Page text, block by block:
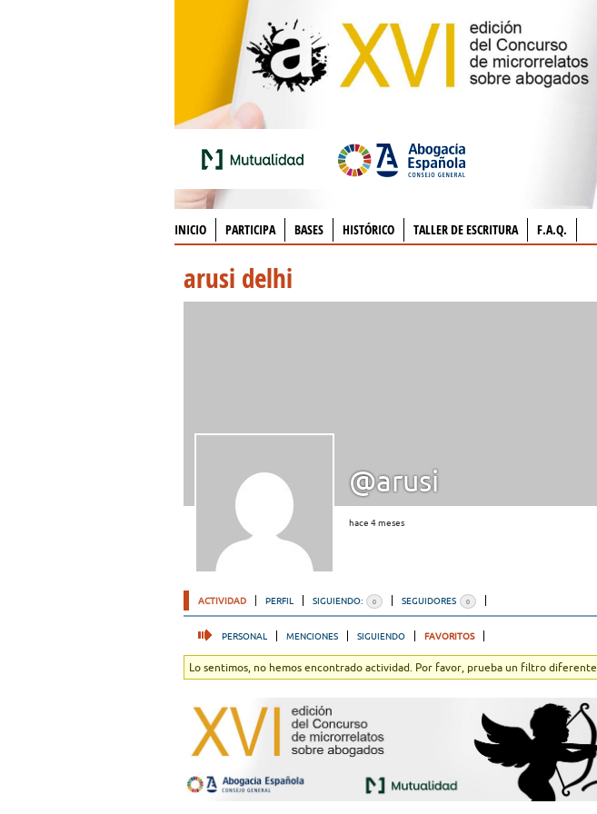
INICIO PARTICIPA BASES HISTÓRICO TALLER DE ESCRITURA F.A.Q.
arusi delhi
@arusi
hace 4 meses
ACTIVIDAD PERFIL SIGUIENDO: 0 SEGUIDORES 0
PERSONAL MENCIONES SIGUIENDO FAVORITOS
Lo sentimos, no hemos encontrado actividad. Por favor, prueba un filtro diferente.